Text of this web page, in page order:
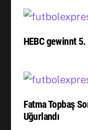
HEBC gewinnt
Fatma Topbaş
Uğurlandı